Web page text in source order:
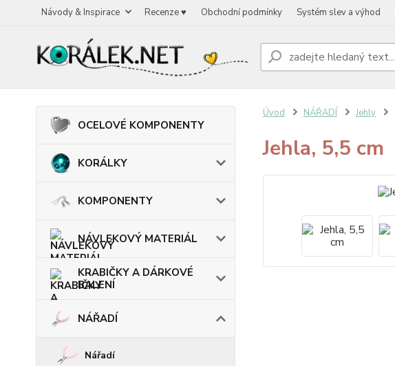
Návody & Inspirace Recenze ♥ Obchodní podmínky Systém slev a výhod
OCELOVÉ KOMPONENTY
KORÁLKY
KOMPONENTY
NÁVLEKOVÝ MATERIÁL
KRABIČKY A DÁRKOVÉ
BALENÍ
NÁŘADÍ
Nářadí
Úvod NÁŘADÍ Jehly
Jehla, 5,5 cm